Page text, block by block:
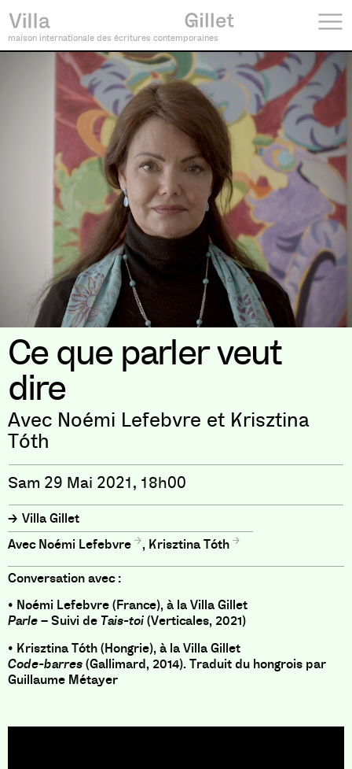
maison internationale des écritures contemporaines
Ce que parler veut
dire
Avec Noémi Lefebvre et Krisztina
Tóth
Sam 29 Mai 2021, 18h00
Villa Gillet
Noémi Lefebvre
, Krisztina Tóth
Conversation avec :
• Noémi Lefebvre (France), à la Villa Gillet
Parle– Suivi de Tais-toi(Verticales, 2021)
• Krisztina Tóth (Hongrie), à la Villa Gillet
Code-barres(Gallimard, 2014). Traduit du hongrois par
Guillaume Métayer